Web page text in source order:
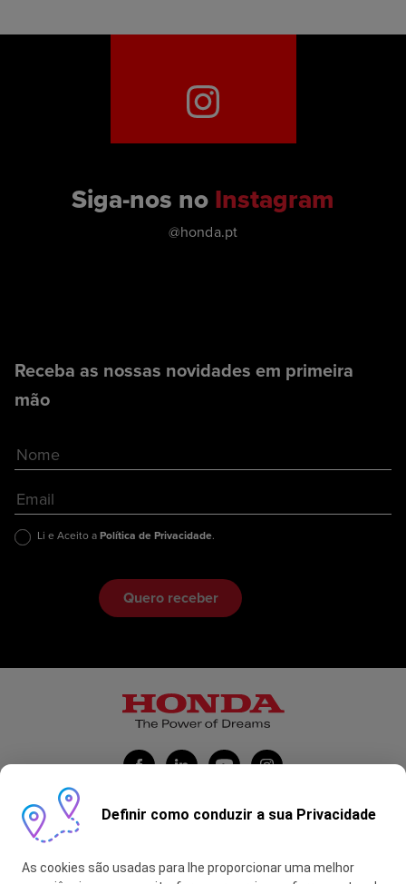
Siga-nos no Instagram
@honda.pt
Receba as nossas novidades em primeira
mão
Li e Aceito a Política de Privacidade.
Honda Portugal Automóveis
Definir como conduzir a sua Privacidade
As cookies são usadas para lhe proporcionar uma melhor